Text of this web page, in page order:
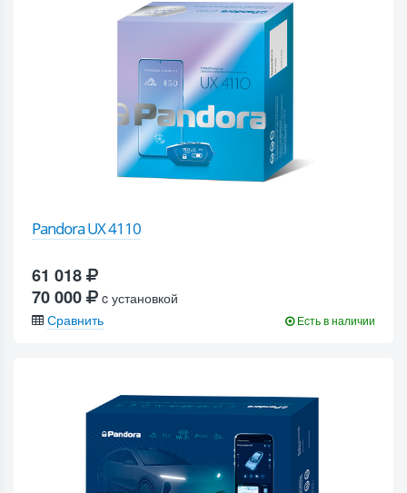
Pandora UX 4110
61 018
70 000
c установкой
Сравнить
Есть в наличии